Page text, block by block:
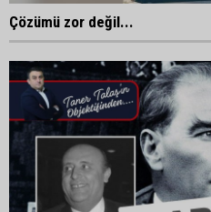
Çözümü zor değil...